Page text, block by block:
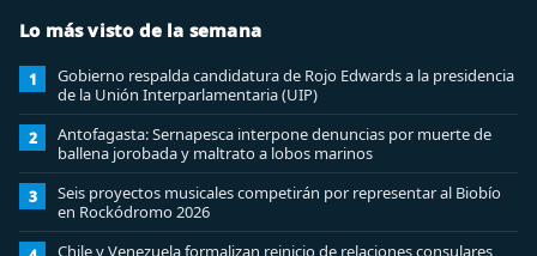
Lo más visto de la semana
1
Gobierno respalda candidatura de Rojo Edwards a la presidencia
de la Unión Interparlamentaria (UIP)
2
Antofagasta: Sernapesca interpone denuncias por muerte de
ballena jorobada y maltrato a lobos marinos
3
Seis proyectos musicales competirán por representar al Biobío
en Rockódromo 2026
Chile y Venezuela formalizan reinicio de relaciones consulares